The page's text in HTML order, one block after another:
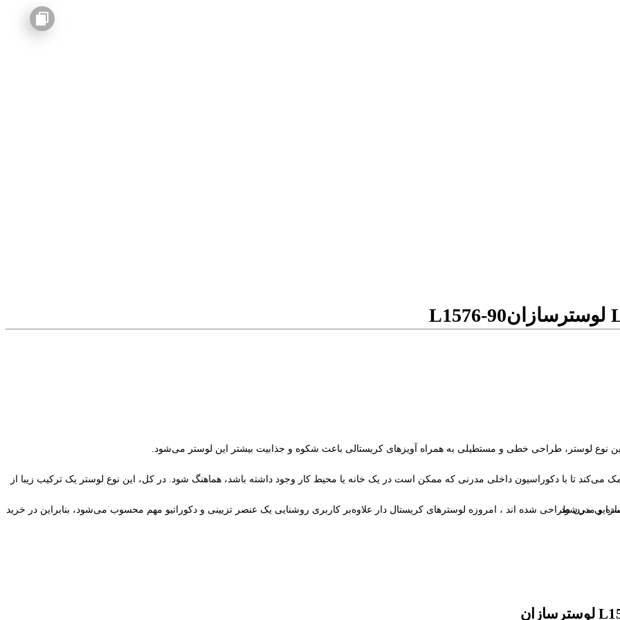
L1576-90
نوع لوستر، طراحی خطی و مستطیلی به همراه آویزهای کریستالی باعث شکوه و جذابیت بیشتر این لوستر می‌شود.
های دکوری و زیبایی آن هم توجه بسزایی می‌شود.